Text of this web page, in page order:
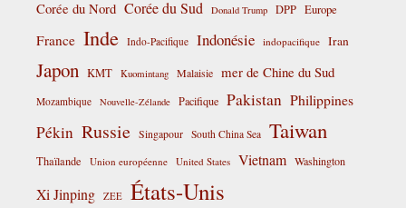
Corée du Nord Corée du Sud Donald Trump DPP Europe
France Inde Indo-Pacifique Indonésie indopacifique Iran
Japon KMT Kuomintang Malaisie mer de Chine du Sud
Mozambique Nouvelle-Zélande Pacifique Pakistan Philippines
Pékin Russie Singapour South China Sea Taiwan
Thaïlande Union européenne United States Vietnam Washington
Xi Jinping ZEE États-Unis